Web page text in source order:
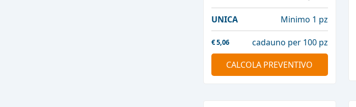
UNICA Minimo 1 pz
€5,06
cadauno per 100 pz
CALCOLA PREVENTIVO